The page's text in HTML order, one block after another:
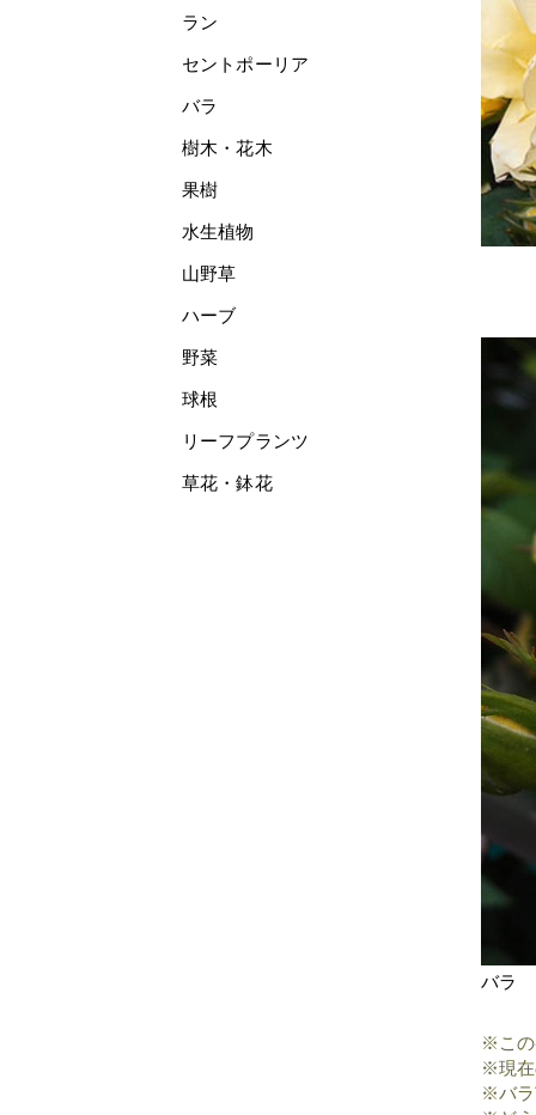
バラ
※この
※現在
※バラ
ラン
セントポーリア
バラ
樹木・花木
果樹
水生植物
山野草
ハーブ
野菜
球根
リーフプランツ
草花・鉢花